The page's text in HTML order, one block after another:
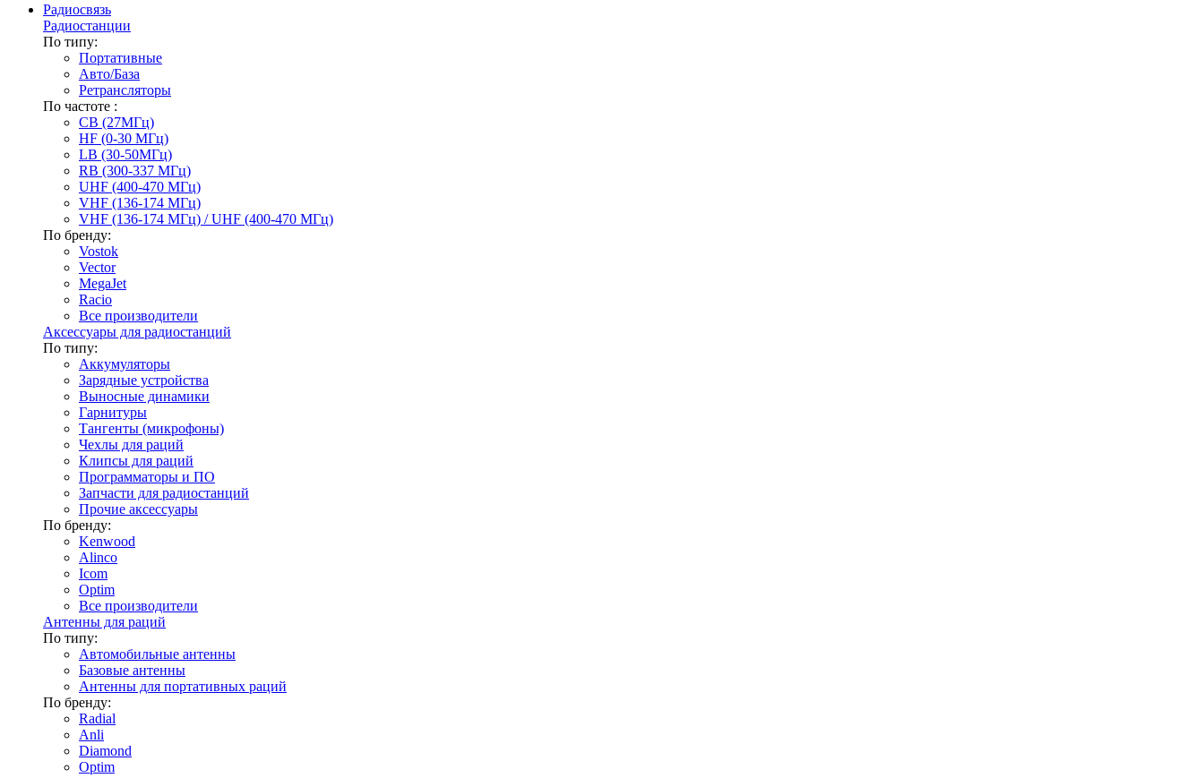
Радиосвязь
Радиостанции
По типу:
Портативные
Авто/База
Ретрансляторы
По частоте :
CB (27МГц)
HF (0-30 МГц)
LB (30-50МГц)
RB (300-337 МГц)
UHF (400-470 МГц)
VHF (136-174 МГц)
VHF (136-174 МГц) / UHF (400-470 МГц)
По бренду:
Vostok
Vector
MegaJet
Racio
Все производители
Аксессуары для радиостанций
По типу:
Аккумуляторы
Зарядные устройства
Выносные динамики
Гарнитуры
Тангенты (микрофоны)
Чехлы для раций
Клипсы для раций
Программаторы и ПО
Запчасти для радиостанций
Прочие аксессуары
По бренду:
Kenwood
Alinco
Icom
Optim
Все производители
Антенны для раций
По типу:
Автомобильные антенны
Базовые антенны
Антенны для портативных раций
По бренду:
Radial
Anli
Diamond
Optim